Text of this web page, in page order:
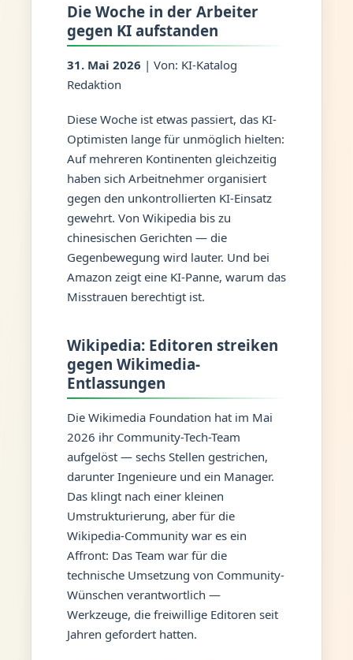
Die Woche in der Arbeiter
gegen KI aufstanden
31. Mai 2026 | Von: KI-Katalog
Redaktion
Diese Woche ist etwas passiert, das KI-
Optimisten lange für unmöglich hielten:
Auf mehreren Kontinenten gleichzeitig
haben sich Arbeitnehmer organisiert
gegen den unkontrollierten KI-Einsatz
gewehrt. Von Wikipedia bis zu
chinesischen Gerichten — die
Gegenbewegung wird lauter. Und bei
Amazon zeigt eine KI-Panne, warum das
Misstrauen berechtigt ist.
Wikipedia: Editoren streiken
gegen Wikimedia-
Entlassungen
Die Wikimedia Foundation hat im Mai
2026 ihr Community-Tech-Team
aufgelöst — sechs Stellen gestrichen,
darunter Ingenieure und ein Manager.
Das klingt nach einer kleinen
Umstrukturierung, aber für die
Wikipedia-Community war es ein
Affront: Das Team war für die
technische Umsetzung von Community-
Wünschen verantwortlich —
Werkzeuge, die freiwillige Editoren seit
Jahren gefordert hatten.